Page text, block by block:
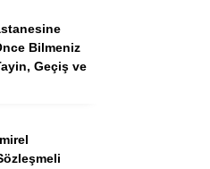
Youtube
Bilmeniz
Geçiş ve